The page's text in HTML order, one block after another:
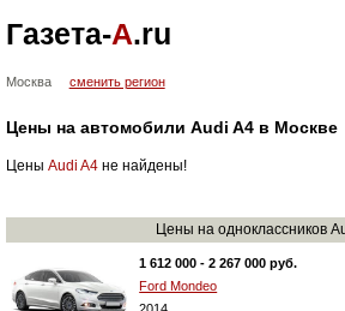
Газета-А.ru
Москва сменить регион
Цены на автомобили Audi A4 в Москве
Цены Audi A4не найдены!
Цены на одноклассников
1 612 000 - 2 267 000 руб.
Ford Mondeo